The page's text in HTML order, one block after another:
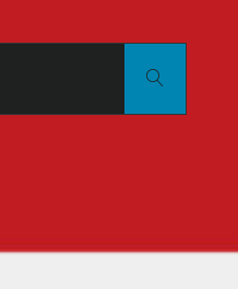
Buscar